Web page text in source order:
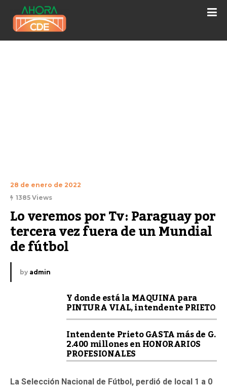
28 de enero de 2022
1385 Views
Lo veremos por Tv: Paraguay por
tercera vez fuera de un Mundial
de fútbol
by admin
Y donde está la MAQUINA para
PINTURA VIAL, intendente PRIETO
Intendente Prieto GASTA más de G.
2.400 millones en HONORARIOS
PROFESIONALES
La Selección Nacional de Fútbol, perdió de local 1 a 0